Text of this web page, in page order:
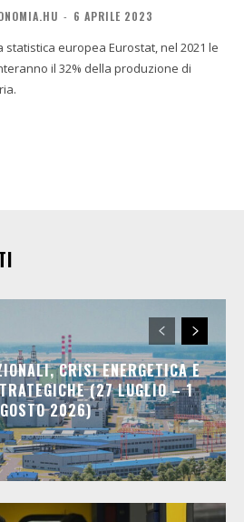
- 6 APRILE 2023
europea Eurostat, nel 2021 le
il 32% della produzione di
CRISI ENERGETICA E
(27 LUGLIO – 1
2026)